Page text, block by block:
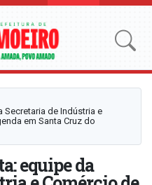
Secretaria de Indústria e
em Santa Cruz do
equipe da